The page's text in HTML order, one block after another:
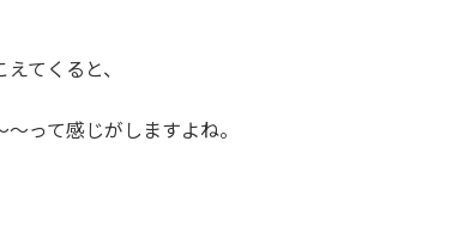
てくると、
って感じがしますよね。